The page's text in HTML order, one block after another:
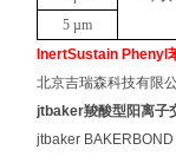
5 µm
InertSustain Phenyl
北京吉瑞森科技有限
jtbaker羧酸型阳离子
jtbaker